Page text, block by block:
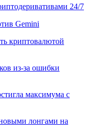
24/7
Gemini
криптовалютой
из-за ошибки
максимума с
лонгами на